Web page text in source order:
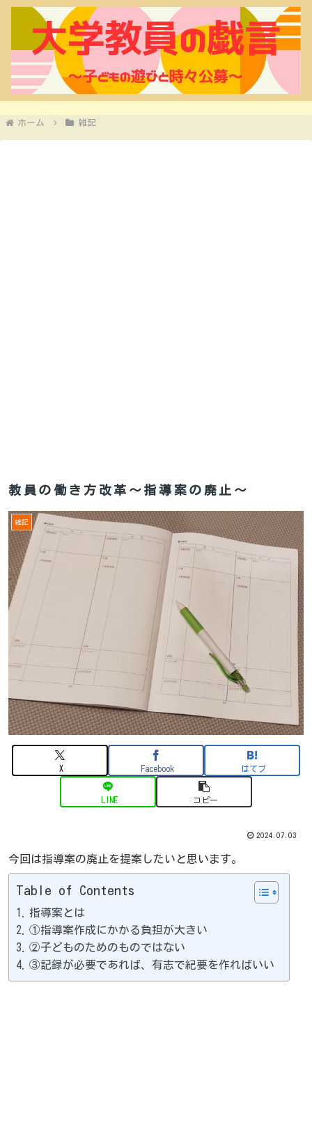
ホーム 雑記
教員の働き方改革～指導案の廃止～
雑記
X Facebook はてブ
LINE コピー
2024.07.03
今回は指導案の廃止を提案したいと思います。
Table of Contents
指導案とは
①指導案作成にかかる負担が大きい
②子どものためのものではない
③記録が必要であれば、有志で紀要を作ればいい